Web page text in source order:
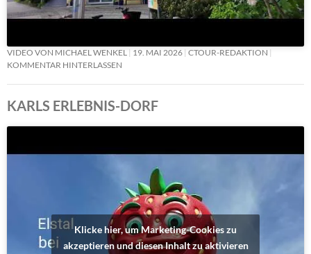
VIDEO VON MICHAEL WENKEL 19. MAI 2026 CTOUR-REDAKTION
KOMMENTAR HINTERLASSEN
KARLS ERLEBNIS-DORF
Klicke hier, um Marketing-Cookies zu
akzeptieren und diesen Inhalt zu aktivieren